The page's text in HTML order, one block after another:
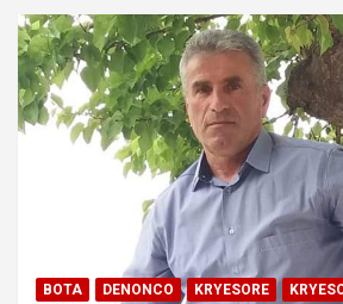
BOTA DENONCO KRYESORE